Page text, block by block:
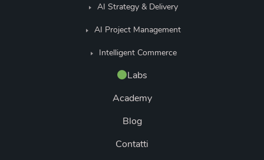
AI Strategy & Delivery
AI Project Management
Intelligent Commerce
Labs
Academy
Blog
Contatti